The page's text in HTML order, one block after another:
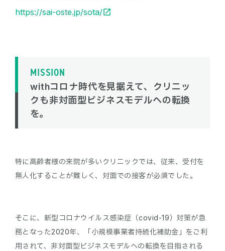
https://sai-oste.jp/sota/
MISSION
withコロナ時代を見据えて、クリニッ
クも非対面型ビジネスモデルへの転換
を。
特に高齢者様の来院が多いクリニックでは、従来、受付を
そこに、新型コロナウイルス感染症（covid-19）対策が急
務となった2020年、「小規模事業者持続化補助金」をご利
用されて、非対面型ビジネスモデルへの転換を目指される